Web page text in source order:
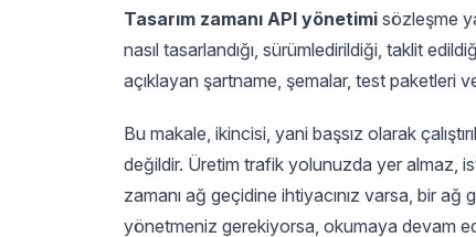
Tasarım zamanı API yönetimi sözleşme
nasıl tasarlandığı, sürümledirildiği, taklit
açıklayan şartname, şemalar, test paketleri
Bu makale, ikincisi, yani başsız olarak
değildir. Üretim trafik yolunuzda yer almaz,
zamanı ağ geçidine ihtiyacınız varsa, bir
yönetmeniz gerekiyorsa, okumaya devam